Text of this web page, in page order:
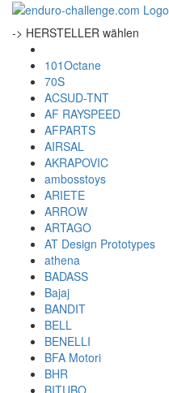
-> HERSTELLER wählen
101Octane
70S
ACSUD-TNT
AF RAYSPEED
AFPARTS
AIRSAL
AKRAPOVIC
ambosstoys
ARIETE
ARROW
ARTAGO
AT Design Prototypes
athena
BADASS
Bajaj
BANDIT
BELL
BENELLI
BFA Motori
BHR
BITUBO